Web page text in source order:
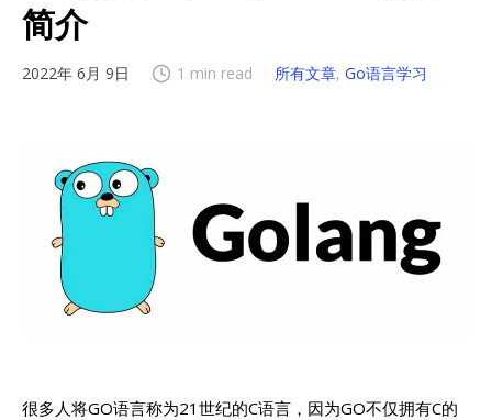
简介
2022年 6月 9日 1 min read 所有文章, Go语言学习
很多人将GO语言称为21世纪的C语言，因为GO不仅拥有C的